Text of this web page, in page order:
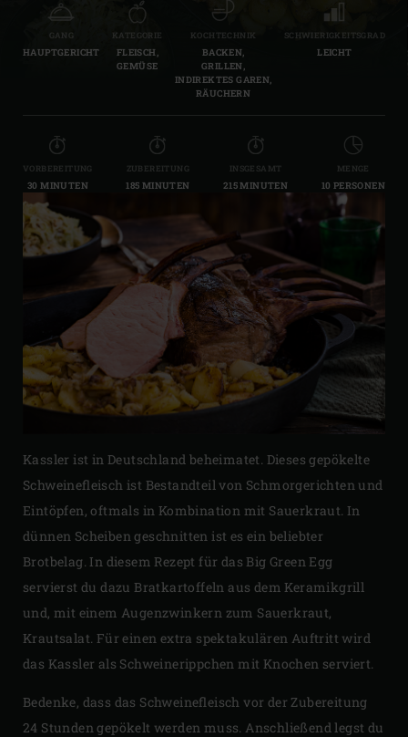
GANG
HAUPTGERICHT
KATEGORIE
FLEISCH,
GEMÜSE
KOCHTECHNIK
BACKEN,
GRILLEN,
INDIREKTES GAREN,
RÄUCHERN
SCHWIERIGKEITSGRAD
LEICHT
VORBEREITUNG
30 MINUTEN
ZUBEREITUNG
185 MINUTEN
INSGESAMT
215 MINUTEN
MENGE
10 PERSONEN
Kassler ist in Deutschland beheimatet. Dieses gepökelte
Schweinefleisch ist Bestandteil von Schmorgerichten und
Eintöpfen, oftmals in Kombination mit Sauerkraut. In
dünnen Scheiben geschnitten ist es ein beliebter
Brotbelag. In diesem Rezept für das Big Green Egg
servierst du dazu Bratkartoffeln aus dem Keramikgrill
und, mit einem Augenzwinkern zum Sauerkraut,
Krautsalat. Für einen extra spektakulären Auftritt wird
das Kassler als Schweinerippchen mit Knochen serviert.
Bedenke, dass das Schweinefleisch vor der Zubereitung
24 Stunden gepökelt werden muss. Anschließend legst du